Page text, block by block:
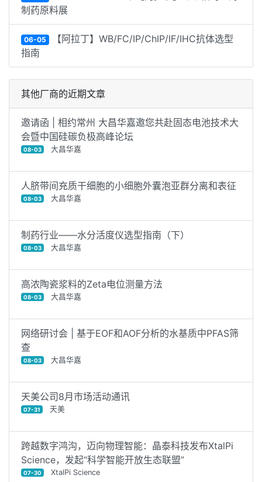
制药原料展
06-05 【阿拉丁】WB/FC/IP/ChIP/IF/IHC抗体选型
指南
其他厂商的近期文章
邀请函 | 相约常州 大昌华嘉邀您共赴固态电池技术大
会暨中国硅碳负极高峰论坛
08-03 大昌华嘉
人脐带间充质干细胞的小细胞外囊泡亚群分离和表征
08-03 大昌华嘉
制药行业——水分活度仪选型指南（下）
08-03 大昌华嘉
高浓陶瓷浆料的Zeta电位测量方法
08-03 大昌华嘉
网络研讨会 | 基于EOF和AOF分析的水基质中PFAS筛
查
08-03 大昌华嘉
天美公司8月市场活动通讯
07-31 天美
跨越数字鸿沟，迈向物理智能：晶泰科技发布XtalPi
Science，发起“科学智能开放生态联盟”
07-30 XtalPi Science